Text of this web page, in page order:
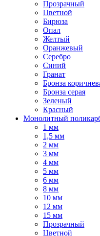
Прозрачный
Цветной
Бирюза
Опал
Желтый
Оранжевый
Серебро
Синий
Гранат
Бронза
Бронза серая
Зеленый
Красный
Монолитный
1 мм
1,5 мм
2 мм
3 мм
4 мм
5 мм
6 мм
8 мм
10 мм
12 мм
15 мм
Прозрачный
Цветной